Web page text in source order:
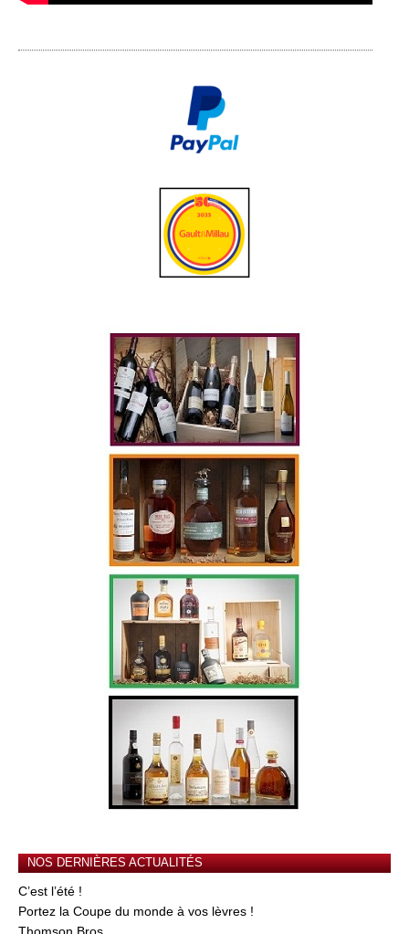
NOS DERNIÈRES ACTUALITÉS
C’est l’été !
Portez la Coupe du monde à vos lèvres !